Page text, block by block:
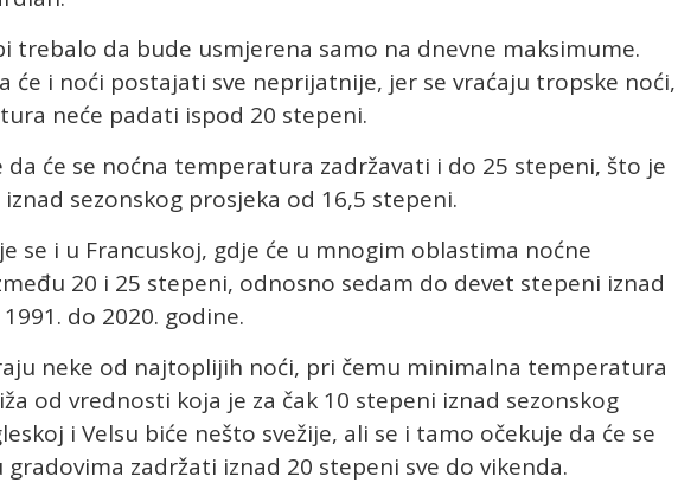
trebalo da bude usmjerena samo na dnevne maksimume.
će i noći postajati sve neprijatnije, jer se vraćaju tropske noći,
neće padati ispod 20 stepeni.
da će se noćna temperatura zadržavati i do 25 stepeni, što je
sezonskog prosjeka od 16,5 stepeni.
se i u Francuskoj, gdje će u mnogim oblastima noćne
20 i 25 stepeni, odnosno sedam do devet stepeni iznad
do 2020. godine.
neke od najtoplijih noći, pri čemu minimalna temperatura
od vrednosti koja je za čak 10 stepeni iznad sezonskog
i Velsu biće nešto svežije, ali se i tamo očekuje da će se
zadržati iznad 20 stepeni sve do vikenda.